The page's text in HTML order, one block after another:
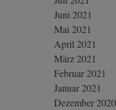
Juni 2021
Mai 2021
April 2021
März 2021
Februar 2021
Januar 2021
Dezember 2020